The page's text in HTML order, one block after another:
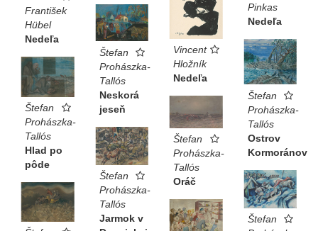
František
Hübel
Nedeľa
Vincent
Hložník
Nedeľa
Pinkas
Nedeľa
Štefan
Prohászka-
Tallós
Neskorá
jeseň
Štefan
Prohászka-
Tallós
Ostrov
Kormoránov
Štefan
Prohászka-
Tallós
Hlad po
pôde
Štefan
Prohászka-
Tallós
Oráč
Štefan
Prohászka-
Tallós
Jarmok v
Štefan